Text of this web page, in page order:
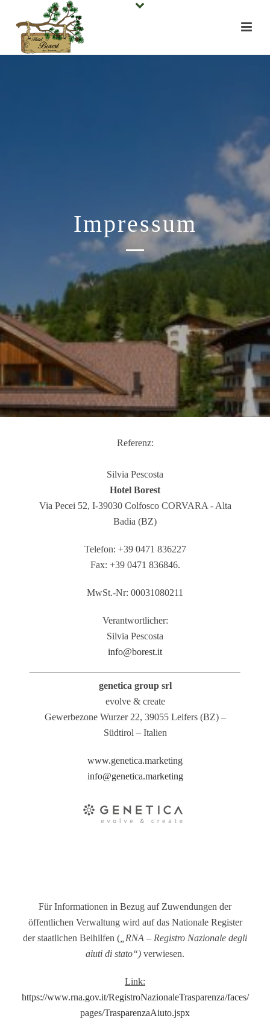
Impressum
Referenz:
Silvia Pescosta
Hotel Borest
Via Pecei 52, I-39030 Colfosco CORVARA - Alta
Badia (BZ)
Telefon: +39 0471 836227
Fax: +39 0471 836846.
MwSt.-Nr: 00031080211
Verantwortlicher:
Silvia Pescosta
info@borest.it
genetica group srl
evolve & create
Gewerbezone Wurzer 22, 39055 Leifers (BZ) –
Südtirol – Italien
www.genetica.marketing
info@genetica.marketing
Für Informationen in Bezug auf Zuwendungen der
öffentlichen Verwaltung wird auf das Nationale Register
der staatlichen Beihilfen ( „RNA – Registro Nazionale degli
aiuti di stato“) verwiesen.
Link:
https://www.rna.gov.it/RegistroNazionaleTrasparenza/faces/
pages/TrasparenzaAiuto.jspx